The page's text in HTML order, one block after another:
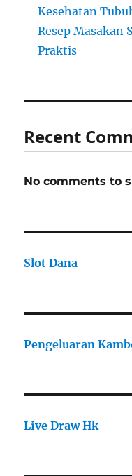
Kesehatan
Resep Masakan
Praktis
Recent
No comments to
Slot Dana
Pengeluaran
Live Draw Hk